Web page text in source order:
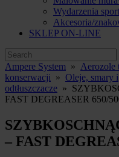
Wydarzenia
Akcesoria/
SKLEP ON-LINE
Ampere System »
Aerozole
konserwacji » Oleje, smary i
odtłuszczacze »
FAST DEGREASER 650/
– FAST